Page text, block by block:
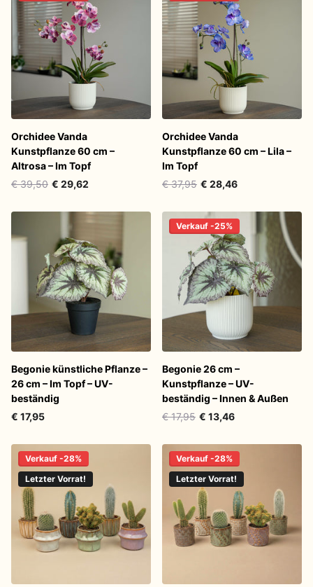
Orchidee Vanda
Kunstpflanze 60 cm –
Altrosa – Im Topf
€ 39,50 € 29,62
Orchidee Vanda
Kunstpflanze 60 cm – Lila –
Im Topf
€ 37,95 € 28,46
Begonie künstliche Pflanze –
26 cm – Im Topf – UV-
beständig
€ 17,95
Verkauf -25%
Begonie 26 cm –
Kunstpflanze – UV-
beständig – Innen & Außen
€ 17,95 € 13,46
Verkauf -28%
Letzter Vorrat!
Verkauf -28%
Letzter Vorrat!